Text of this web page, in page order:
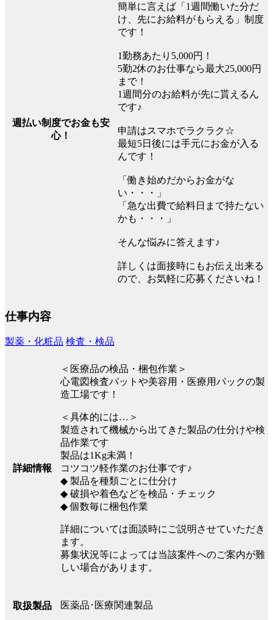
週払い制度でお金も安
心！
簡単に言えば「1週間働いた分だ
け、先にお給料がもらえる」制度
です！
1勤務あたり5,000円！
5勤2休のお仕事なら最大25,000円
まで！
1週間分のお給料が先に貰えるん
です♪
申請はスマホでラクラク☆
最短5日後には手元にお金が入る
んです！
「働き始めだからお金がな
い・・・」
「急な出費で給料日まで持たない
かも・・・」
そんな悩みに答えます♪
詳しくは面接時にもお伝え出来る
ので、お気軽に応募くださいね！
仕事内容
製薬・化粧品 検査・検品
詳細情報
＜医療品の検品・梱包作業＞
心電図検査パットや美容用・医療用パックの製
造工場です！
＜具体的には…＞
製造されて機械から出てきた製品の仕分けや検
品作業です
製品は1Kg未満！
コツコツ軽作業のお仕事です♪
◆ 製品を種類ごとに仕分け
◆ 破損や着色などを検品・チェック
◆ 個数毎に梱包作業
詳細については面談時にご説明させていただき
ます。
募集状況等によっては当該案件へのご案内が難
しい場合があります。
取扱製品 医薬品･医療関連製品